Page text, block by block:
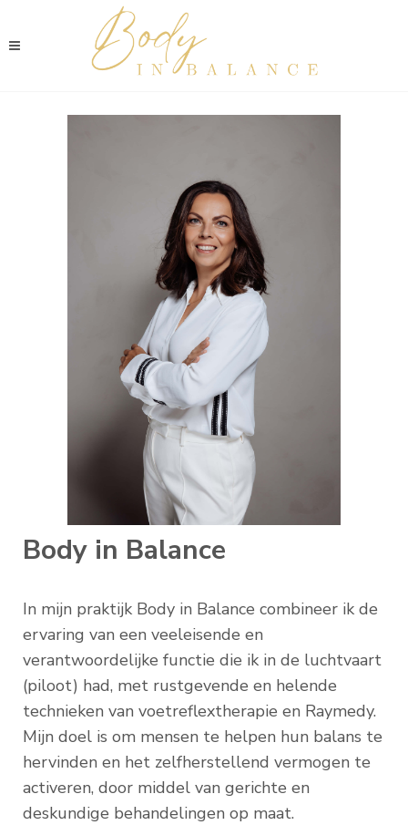
Body in Balance
In mijn praktijk Body in Balance combineer ik de
ervaring van een veeleisende en
verantwoordelijke functie die ik in de luchtvaart
(piloot) had, met rustgevende en helende
technieken van voetreflextherapie en Raymedy.
Mijn doel is om mensen te helpen hun balans te
hervinden en het zelfherstellend vermogen te
activeren, door middel van gerichte en
deskundige behandelingen op maat.